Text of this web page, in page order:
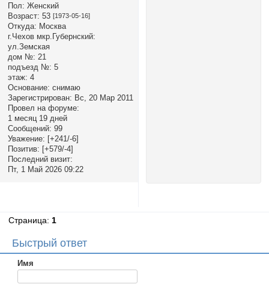
Пол: Женский
Возраст: 53 [1973-05-16]
Откуда: Москва
г.Чехов мкр.Губернский:
ул.Земская
дом №: 21
подъезд №: 5
этаж: 4
Основание: снимаю
Зарегистрирован: Вс, 20 Мар 2011
Провел на форуме:
1 месяц 19 дней
Сообщений: 99
Уважение: [+241/-6]
Позитив: [+579/-4]
Последний визит:
Пт, 1 Май 2026 09:22
Страница:1
Быстрый ответ
Имя